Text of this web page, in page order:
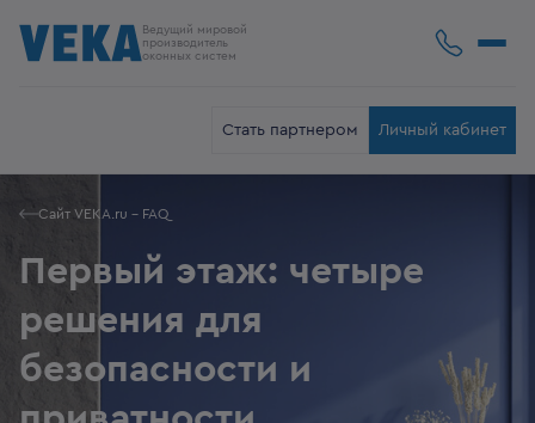
Ведущий мировой
производитель
оконных систем
Стать партнером Личный кабинет
Сайт VEKA.ru - FAQ
Первый этаж: четыре
решения для
безопасности и